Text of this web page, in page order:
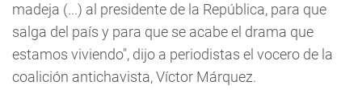
madeja (...) al presidente de la República, para que
salga del país y para que se acabe el drama que
estamos viviendo", dijo a periodistas el vocero de la
coalición antichavista, Víctor Márquez.